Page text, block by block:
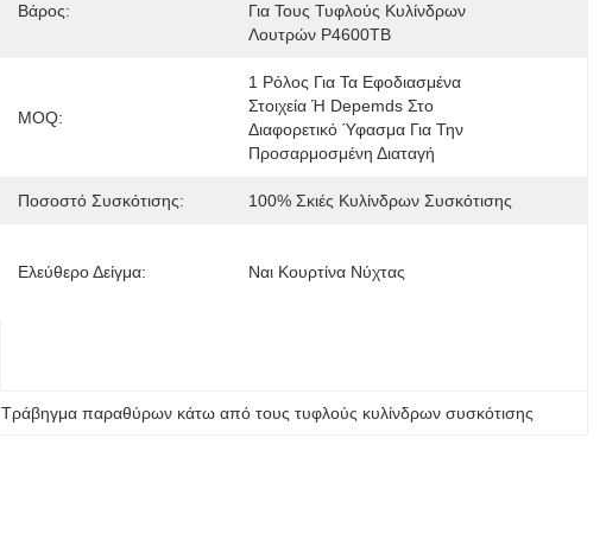
Βάρος:
Για Τους Τυφλούς Κυλίνδρων
Λουτρών P4600TB
MOQ:
1 Ρόλος Για Τα Εφοδιασμένα
Στοιχεία Ή Depemds Στο
Διαφορετικό Ύφασμα Για Την
Προσαρμοσμένη Διαταγή
Ποσοστό Συσκότισης: 100% Σκιές Κυλίνδρων Συσκότισης
Ελεύθερο Δείγμα: Ναι Κουρτίνα Νύχτας
Τράβηγμα παραθύρων κάτω από τους τυφλούς κυλίνδρων συσκότισης